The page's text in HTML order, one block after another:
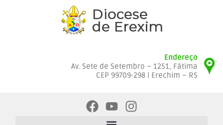
Endereço
Av. Sete de Setembro – 1251, Fátima
CEP 99709-298 | Erechim – RS